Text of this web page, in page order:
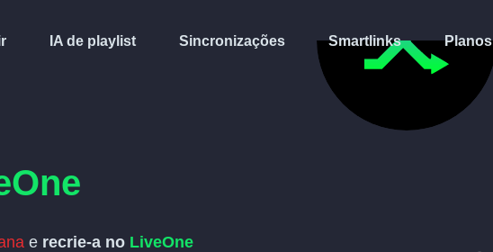
IA de playlist Sincronizações Smartlinks Planos
e recrie-a no LiveOne